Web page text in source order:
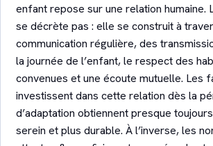
enfant repose sur une relation humaine.
se décrète pas : elle se construit à
communication régulière, des
la journée de l’enfant, le respect des
convenues et une écoute mutuelle. Les
investissent dans cette relation dès la
d’adaptation obtiennent presque
serein et plus durable. À l’inverse, les